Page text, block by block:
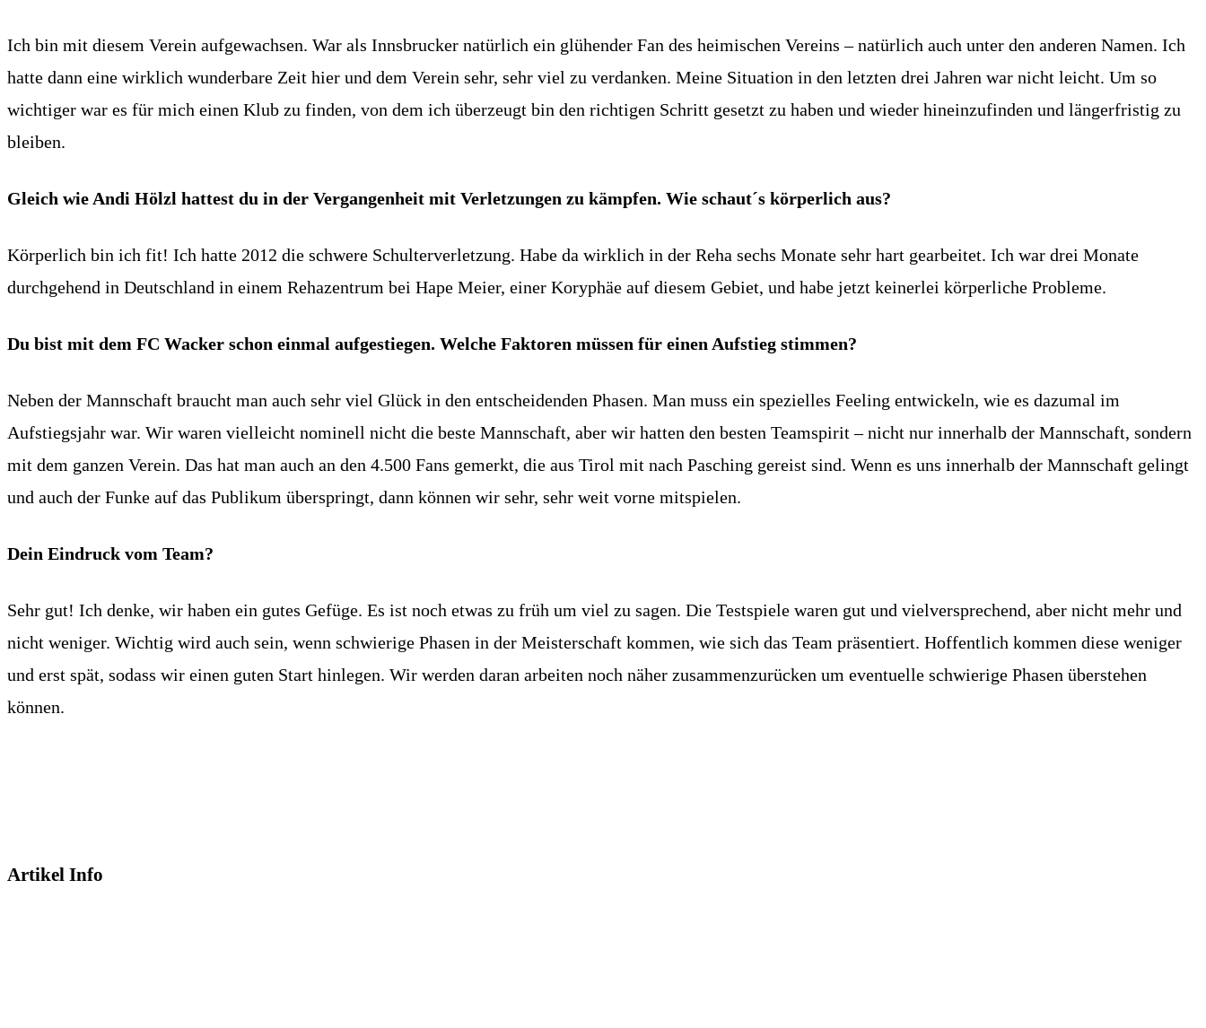
Ich bin mit diesem Verein aufgewachsen. War als Innsbrucker natürlich ein glühender Fan des heimischen Vereins – natürlich auch unter den anderen Namen. Ich
hatte dann eine wirklich wunderbare Zeit hier und dem Verein sehr, sehr viel zu verdanken. Meine Situation in den letzten drei Jahren war nicht leicht. Um so
wichtiger war es für mich einen Klub zu finden, von dem ich überzeugt bin den richtigen Schritt gesetzt zu haben und wieder hineinzufinden und längerfristig zu
bleiben.
Gleich wie Andi Hölzl hattest du in der Vergangenheit mit Verletzungen zu kämpfen. Wie schaut´s körperlich aus?
Körperlich bin ich fit! Ich hatte 2012 die schwere Schulterverletzung. Habe da wirklich in der Reha sechs Monate sehr hart gearbeitet. Ich war drei Monate
durchgehend in Deutschland in einem Rehazentrum bei Hape Meier, einer Koryphäe auf diesem Gebiet, und habe jetzt keinerlei körperliche Probleme.
Du bist mit dem FC Wacker schon einmal aufgestiegen. Welche Faktoren müssen für einen Aufstieg stimmen?
Neben der Mannschaft braucht man auch sehr viel Glück in den entscheidenden Phasen. Man muss ein spezielles Feeling entwickeln, wie es dazumal im
Aufstiegsjahr war. Wir waren vielleicht nominell nicht die beste Mannschaft, aber wir hatten den besten Teamspirit – nicht nur innerhalb der Mannschaft, sondern
mit dem ganzen Verein. Das hat man auch an den 4.500 Fans gemerkt, die aus Tirol mit nach Pasching gereist sind. Wenn es uns innerhalb der Mannschaft gelingt
und auch der Funke auf das Publikum überspringt, dann können wir sehr, sehr weit vorne mitspielen.
Dein Eindruck vom Team?
Sehr gut! Ich denke, wir haben ein gutes Gefüge. Es ist noch etwas zu früh um viel zu sagen. Die Testspiele waren gut und vielversprechend, aber nicht mehr und
nicht weniger. Wichtig wird auch sein, wenn schwierige Phasen in der Meisterschaft kommen, wie sich das Team präsentiert. Hoffentlich kommen diese weniger
und erst spät, sodass wir einen guten Start hinlegen. Wir werden daran arbeiten noch näher zusammenzurücken um eventuelle schwierige Phasen überstehen
können.
Artikel Info